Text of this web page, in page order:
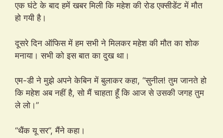
एक घंटे के बाद हमें खबर मिली कि महेश की रोड एक्सीडेंट में मौत
हो गयी है।
दूसरे दिन ऑफिस में हम सभी ने मिलकर महेश की मौत का शोक
मनाया। सभी को इस बात का दुख था।
एम-डी ने मुझे अपने केबिन में बुलाकर कहा, “सुनील! तुम जानते हो
कि महेश अब नहीं है, सो मैं चाहता हूँ कि आज से उसकी जगह तुम
ले लो।”
“थैंक यू सर”, मैंने कहा।